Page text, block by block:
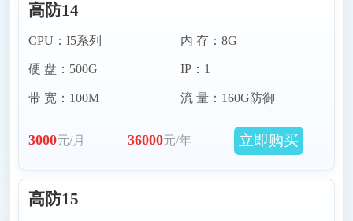
高防14
CPU：I5系列
硬 盘：500G
带 宽：100M
内 存：8G
IP：1
流 量：160G防御
3000元/月 36000元/年 立即购买
高防15